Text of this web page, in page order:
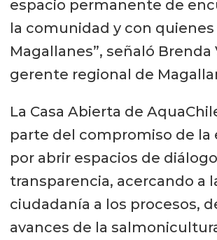
espacio permanente de
la comunidad y con quienes
Magallanes”, señaló Brenda
gerente regional de
La Casa Abierta de
parte del compromiso de la
por abrir espacios de
transparencia, acercando a
ciudadanía a los procesos,
avances de la